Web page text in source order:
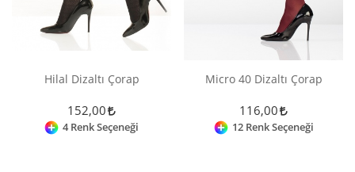
Hilal Dizaltı Çorap
152,00
4 Renk Seçeneği
Micro 40 Dizaltı Çorap
116,00
12 Renk Seçeneği